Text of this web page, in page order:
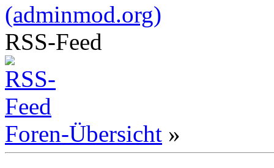
RSS-Feed
Foren-Übersicht »